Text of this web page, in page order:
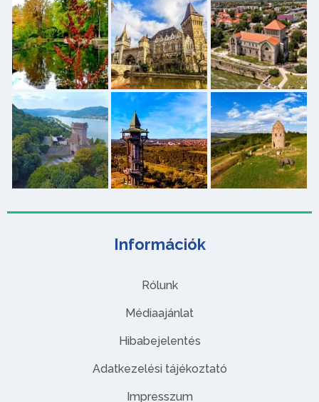
Információk
Rólunk
Médiaajánlat
Hibabejelentés
Adatkezelési tájékoztató
Impresszum